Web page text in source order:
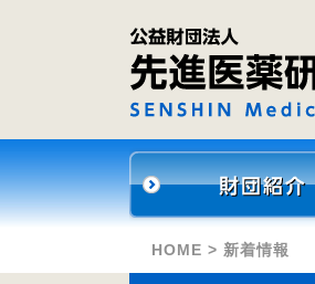
HOME > 新着情報